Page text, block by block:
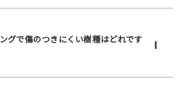
グで傷のつきにくい樹種はどれです